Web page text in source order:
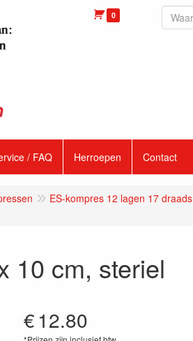
0
/ FAQ Herroepen Contact
ES-kompres 12 lagen 17 draads
10 cm, steriel
€12.80